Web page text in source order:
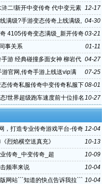
12-17
二!新开中变传奇 代中变元素
04-30
满级?手游变态传奇上线满级,
03-21
4105传奇变态满级_新开传奇
新传奇手游
01-11
事关系
04-27
游 经典碰撞多面女神 柳岩代
世界手游》
07-25
官网,传奇手游上线送vip满
布网新服
08-01
传奇私服传奇中变传奇私服下
10-27
!世界超级跑车速度前十位排名
12-04
，打造专业传奇游戏平台-传奇
值得信赖的传奇游戏平台
10-13
烈焰横空送真充》
10-09
传奇_中变传奇_超
10-04
频率来说
10-04
网站```知道的快点告诉我拉```